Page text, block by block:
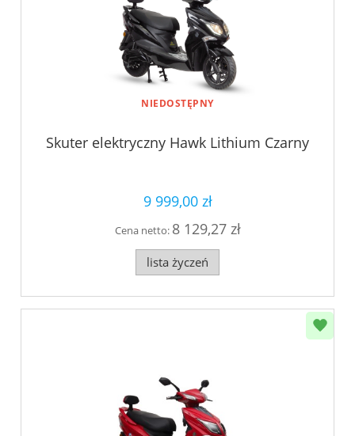
NIEDOSTĘPNY
Skuter elektryczny Hawk Lithium Czarny
9 999,00 zł
Cena netto: 8 129,27 zł
lista życzeń